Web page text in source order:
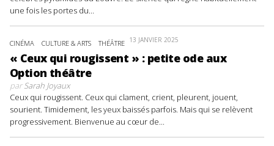
une fois les portes du...
CINÉMA CULTURE & ARTS THÉÂTRE 13 JANVIER 2025
« Ceux qui rougissent » : petite ode aux
Option théâtre
parSarah Joyaux
Ceux qui rougissent. Ceux qui clament, crient, pleurent, jouent,
sourient. Timidement, les yeux baissés parfois. Mais qui se relèvent
progressivement. Bienvenue au cœur de...